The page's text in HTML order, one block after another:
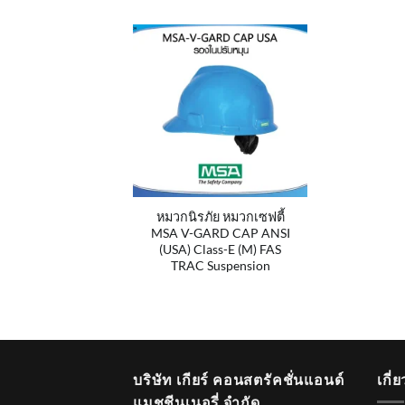
หมวกนิรภัย หมวกเซฟตี้
MSA V-GARD CAP ANSI
(USA) Class-E (M) FAS
TRAC Suspension
บริษัท เกียร์ คอนสตรัคชั่นแอนด์
เกี่